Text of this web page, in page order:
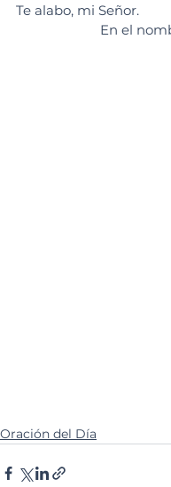
Te alabo, mi Señor.
En el
Oración del Día